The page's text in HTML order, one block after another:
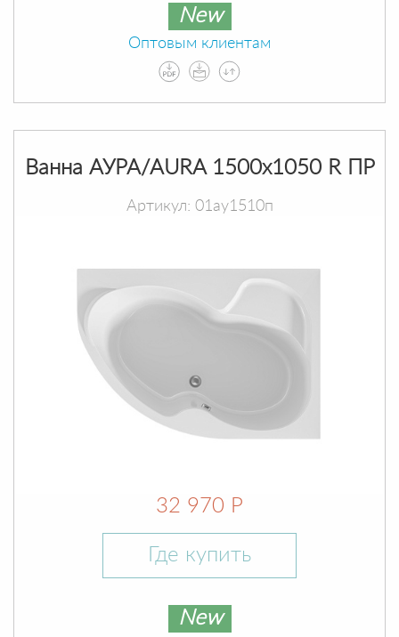
New
Оптовым клиентам
Ванна АУРА/AURA 1500х1050 R ПР
Артикул: 01ау1510п
32 970 Р
Где купить
New